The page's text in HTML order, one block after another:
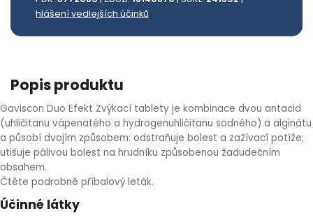
HLÍVA ÚSTŘIČNÁ
ŠÍPEK
ŽENŠEN
ŠTÍTNÁ ŽLÁZA
KOENZYM Q10
SPECIÁLNÍ PÉČE O PLEŤ
AROMATERAPIE
PÉČE O POPRSÍ
OPALOVÁNÍ
hlášení vedlejších účinků
Popis produktu
Gaviscon Duo Efekt Zvýkací tablety je kombinace dvou antacid
(uhličitanu vápenatého a hydrogenuhličitanu sodného) a alginátu
a působí dvojím způsobem: odstraňuje bolest a zažívací potíže;
utišuje pálivou bolest na hrudníku způsobenou žadudečním
obsahem.
Čtěte podrobně příbalový leták.
Účinné látky